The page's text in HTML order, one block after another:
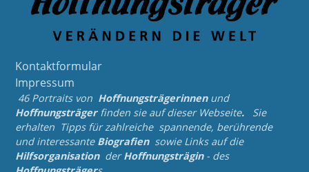
Kontaktformular
Impressum
46 Portraits von Hoffnungsträgerinnen und
Hoffnungsträgerfinden sie auf dieser Webseite.
Sie
erhalten Tipps für zahlreiche spannende, berührende
und interessanteBiografien sowie Links auf die
Hilfsorganisation derHoffnungsträgin - des